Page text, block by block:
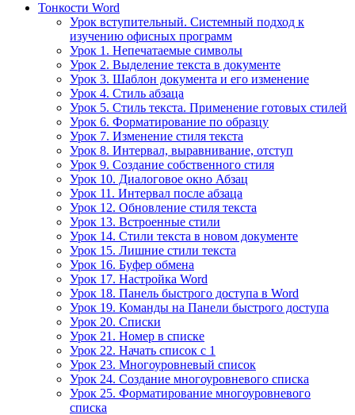
Тонкости Word
Урок вступительный. Системный подход к
изучению офисных программ
Урок 1. Непечатаемые символы
Урок 2. Выделение текста в документе
Урок 3. Шаблон документа и его изменение
Урок 4. Стиль абзаца
Урок 5. Стиль текста. Применение готовых стилей
Урок 6. Форматирование по образцу
Урок 7. Изменение стиля текста
Урок 8. Интервал, выравнивание, отступ
Урок 9. Создание собственного стиля
Урок 10. Диалоговое окно Абзац
Урок 11. Интервал после абзаца
Урок 12. Обновление стиля текста
Урок 13. Встроенные стили
Урок 14. Стили текста в новом документе
Урок 15. Лишние стили текста
Урок 16. Буфер обмена
Урок 17. Настройка Word
Урок 18. Панель быстрого доступа в Word
Урок 19. Команды на Панели быстрого доступа
Урок 20. Списки
Урок 21. Номер в списке
Урок 22. Начать список с 1
Урок 23. Многоуровневый список
Урок 24. Создание многоуровневого списка
Урок 25. Форматирование многоуровневого
списка